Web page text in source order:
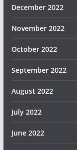
December 2022
November 2022
October 2022
September 2022
August 2022
July 2022
June 2022